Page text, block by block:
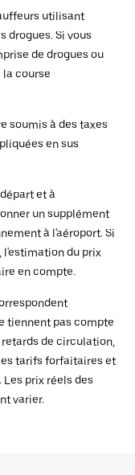
utilisant
drogues. Si vous
de drogues ou
course
soumis à des taxes
en sus
et à
un supplément
à l'aéroport. Si
l'estimation du prix
en compte.
tiennent pas compte
de circulation,
tarifs forfaitaires et
prix réels des
varier.